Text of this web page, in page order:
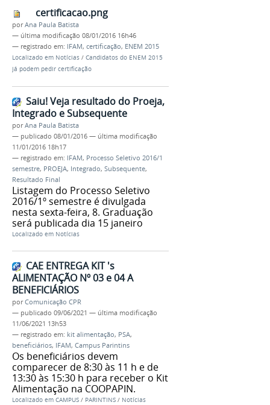
certificacao.png
porAna Paula Batista
— última modificação 08/01/2016 16h46
— registrado em: IFAM, certificação, ENEM 2015
Localizado em Notícias / Candidatos do ENEM 2015
já podem pedir certificação
Saiu! Veja resultado do Proeja,
Integrado e Subsequente
porAna Paula Batista
— publicado 08/01/2016 — última modificação
11/01/2016 18h17
— registrado em: IFAM, Processo Seletivo 2016/1
semestre, PROEJA, Integrado, Subsequente,
Resultado Final
Listagem do Processo Seletivo
2016/1º semestre é divulgada
nesta sexta-feira, 8. Graduação
será publicada dia 15 janeiro
Localizado em Notícias
CAE ENTREGA KIT 's
ALIMENTAÇÃO Nº 03 e 04 A
BENEFICIÁRIOS
porComunicação CPR
— publicado 09/06/2021 — última modificação
11/06/2021 13h53
— registrado em: kit alimentação, PSA,
beneficiários, IFAM, Campus Parintins
Os beneficiários devem
comparecer de 8:30 às 11 h e de
13:30 às 15:30 h para receber o Kit
Alimentação na COOPAPIN.
Localizado em CAMPUS / PARINTINS / Notícias